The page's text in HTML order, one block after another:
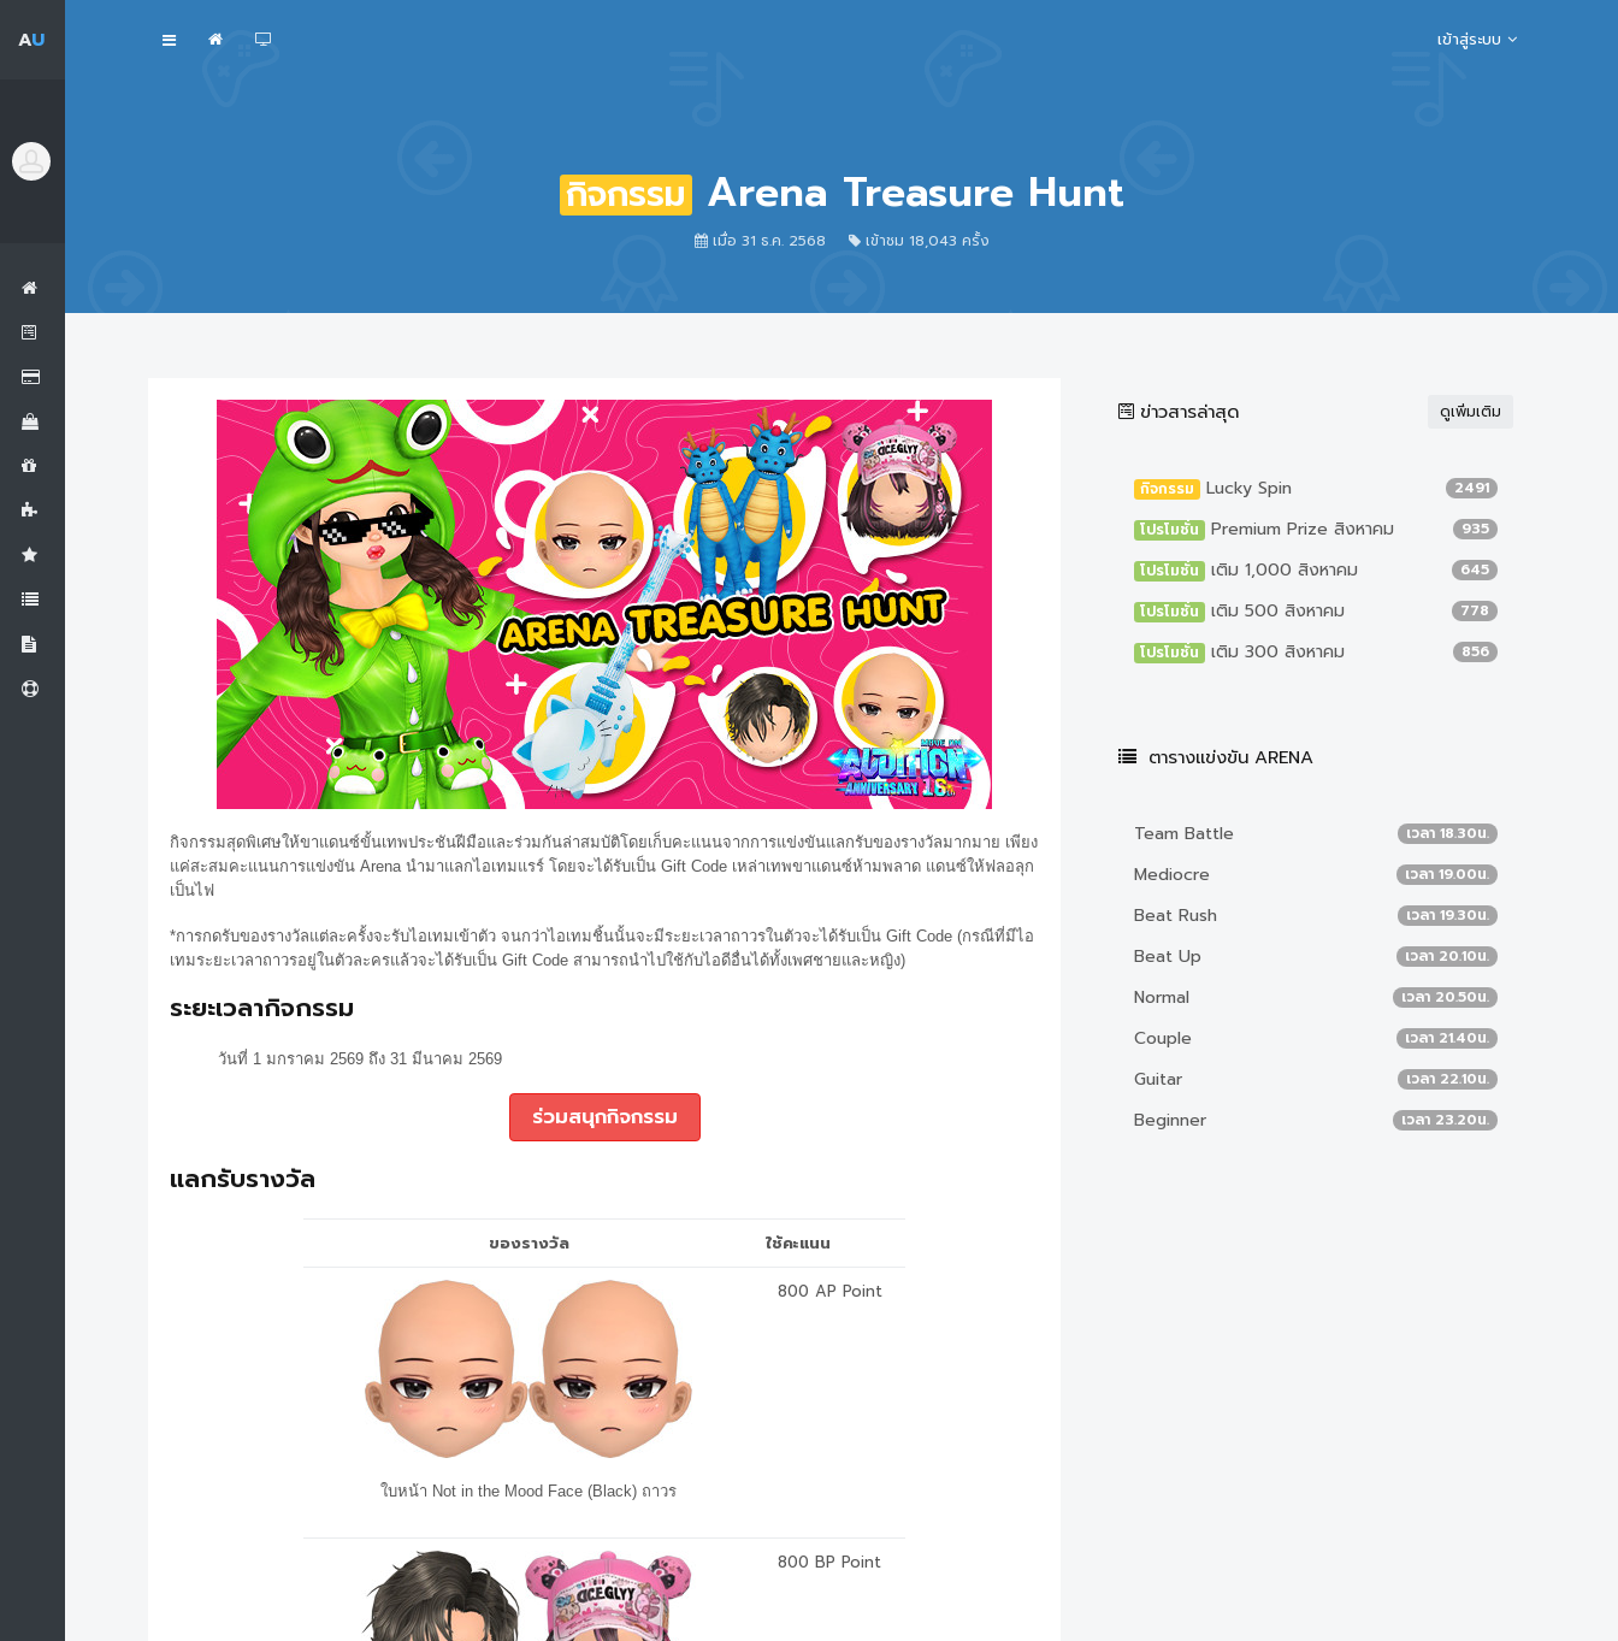
AU เข้าสู่ระบบ
กิจกรรมArena Treasure Hunt
เมื่อ 31 ธ.ค. 2568 เข้าชม 18,043 ครั้ง
กิจกรรมสุดพิเศษให้ขาแดนซ์ขั้นเทพประชันฝีมือและร่วมกันล่าสมบัติโดยเก็บคะแนนจากการแข่งขันแลกรับของรางวัลมากมาย เพียง
แค่สะสมคะแนนการแข่งขัน Arena นำมาแลกไอเทมแรร์ โดยจะได้รับเป็น Gift Code เหล่าเทพขาแดนซ์ห้ามพลาด แดนซ์ให้ฟลอลุก
เป็นไฟ
*การกดรับของรางวัลแต่ละครั้งจะรับไอเทมเข้าตัว จนกว่าไอเทมชิ้นนั้นจะมีระยะเวลาถาวรในตัวจะได้รับเป็น Gift Code (กรณีที่มีไอ
เทมระยะเวลาถาวรอยู่ในตัวละครแล้วจะได้รับเป็น Gift Code สามารถนำไปใช้กับไอดีอื่นได้ทั้งเพศชายและหญิง)
ระยะเวลากิจกรรม
วันที่ 1 มกราคม 2569 ถึง 31 มีนาคม 2569
ร่วมสนุกกิจกรรม
แลกรับรางวัล
ของรางวัล ใช้คะแนน
ใบหน้า Not in the Mood Face (Black) ถาวร
800 AP Point
800 BP Point
ข่าวสารล่าสุด ดูเพิ่มเติม
กิจกรรม Lucky Spin
2491
โปรโมชั่น
Premium Prize สิงหาคม
935
โปรโมชั่น
เติม 1,000 สิงหาคม
645
โปรโมชั่น
เติม 500 สิงหาคม
778
โปรโมชั่น
เติม 300 สิงหาคม 856
ตารางแข่งขัน ARENA
Team Battle เวลา 18.30น.
Mediocre เวลา 19.00น.
Beat Rush เวลา 19.30น.
Beat Up เวลา 20.10น.
Normal เวลา 20.50น.
Couple เวลา 21.40น.
Guitar เวลา 22.10น.
Beginner เวลา 23.20น.